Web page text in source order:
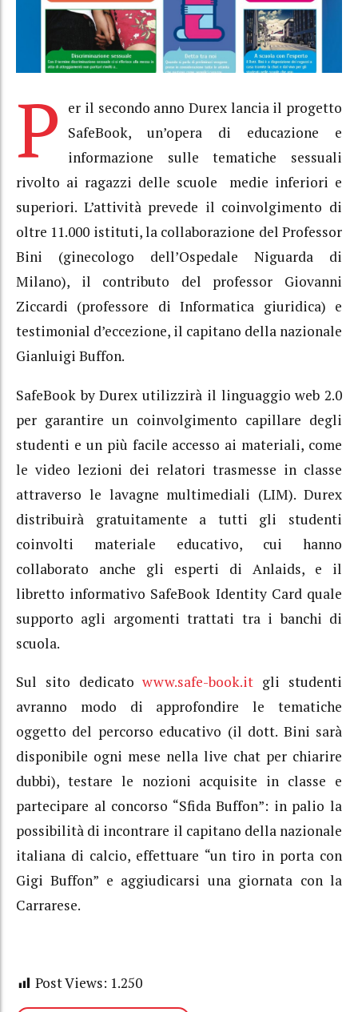
P
er il secondo anno Durex lancia il progetto
SafeBook, un’opera di educazione e
informazione sulle tematiche sessuali
rivolto ai ragazzi delle scuole medie inferiori e
superiori. L’attività prevede il coinvolgimento di
oltre 11.000 istituti, la collaborazione del Professor
Bini (ginecologo dell’Ospedale Niguarda di
Milano), il contributo del professor Giovanni
Ziccardi (professore di Informatica giuridica) e
testimonial d’eccezione, il capitano della nazionale
Gianluigi Buffon.
SafeBook by Durex utilizzirà il linguaggio web 2.0
per garantire un coinvolgimento capillare degli
studenti e un più facile accesso ai materiali, come
le video lezioni dei relatori trasmesse in classe
attraverso le lavagne multimediali (LIM). Durex
distribuirà gratuitamente a tutti gli studenti
coinvolti materiale educativo, cui hanno
collaborato anche gli esperti di Anlaids, e il
libretto informativo SafeBook Identity Card quale
supporto agli argomenti trattati tra i banchi di
scuola.
Sul sito dedicatowww.safe-book.it gli studenti
avranno modo di approfondire le tematiche
oggetto del percorso educativo (il dott. Bini sarà
disponibile ogni mese nella live chat per chiarire
dubbi), testare le nozioni acquisite in classe e
partecipare al concorso “Sfida Buffon”: in palio la
possibilità di incontrare il capitano della nazionale
italiana di calcio, effettuare “un tiro in porta con
Gigi Buffon” e aggiudicarsi una giornata con la
Carrarese.
Post Views: 1.250